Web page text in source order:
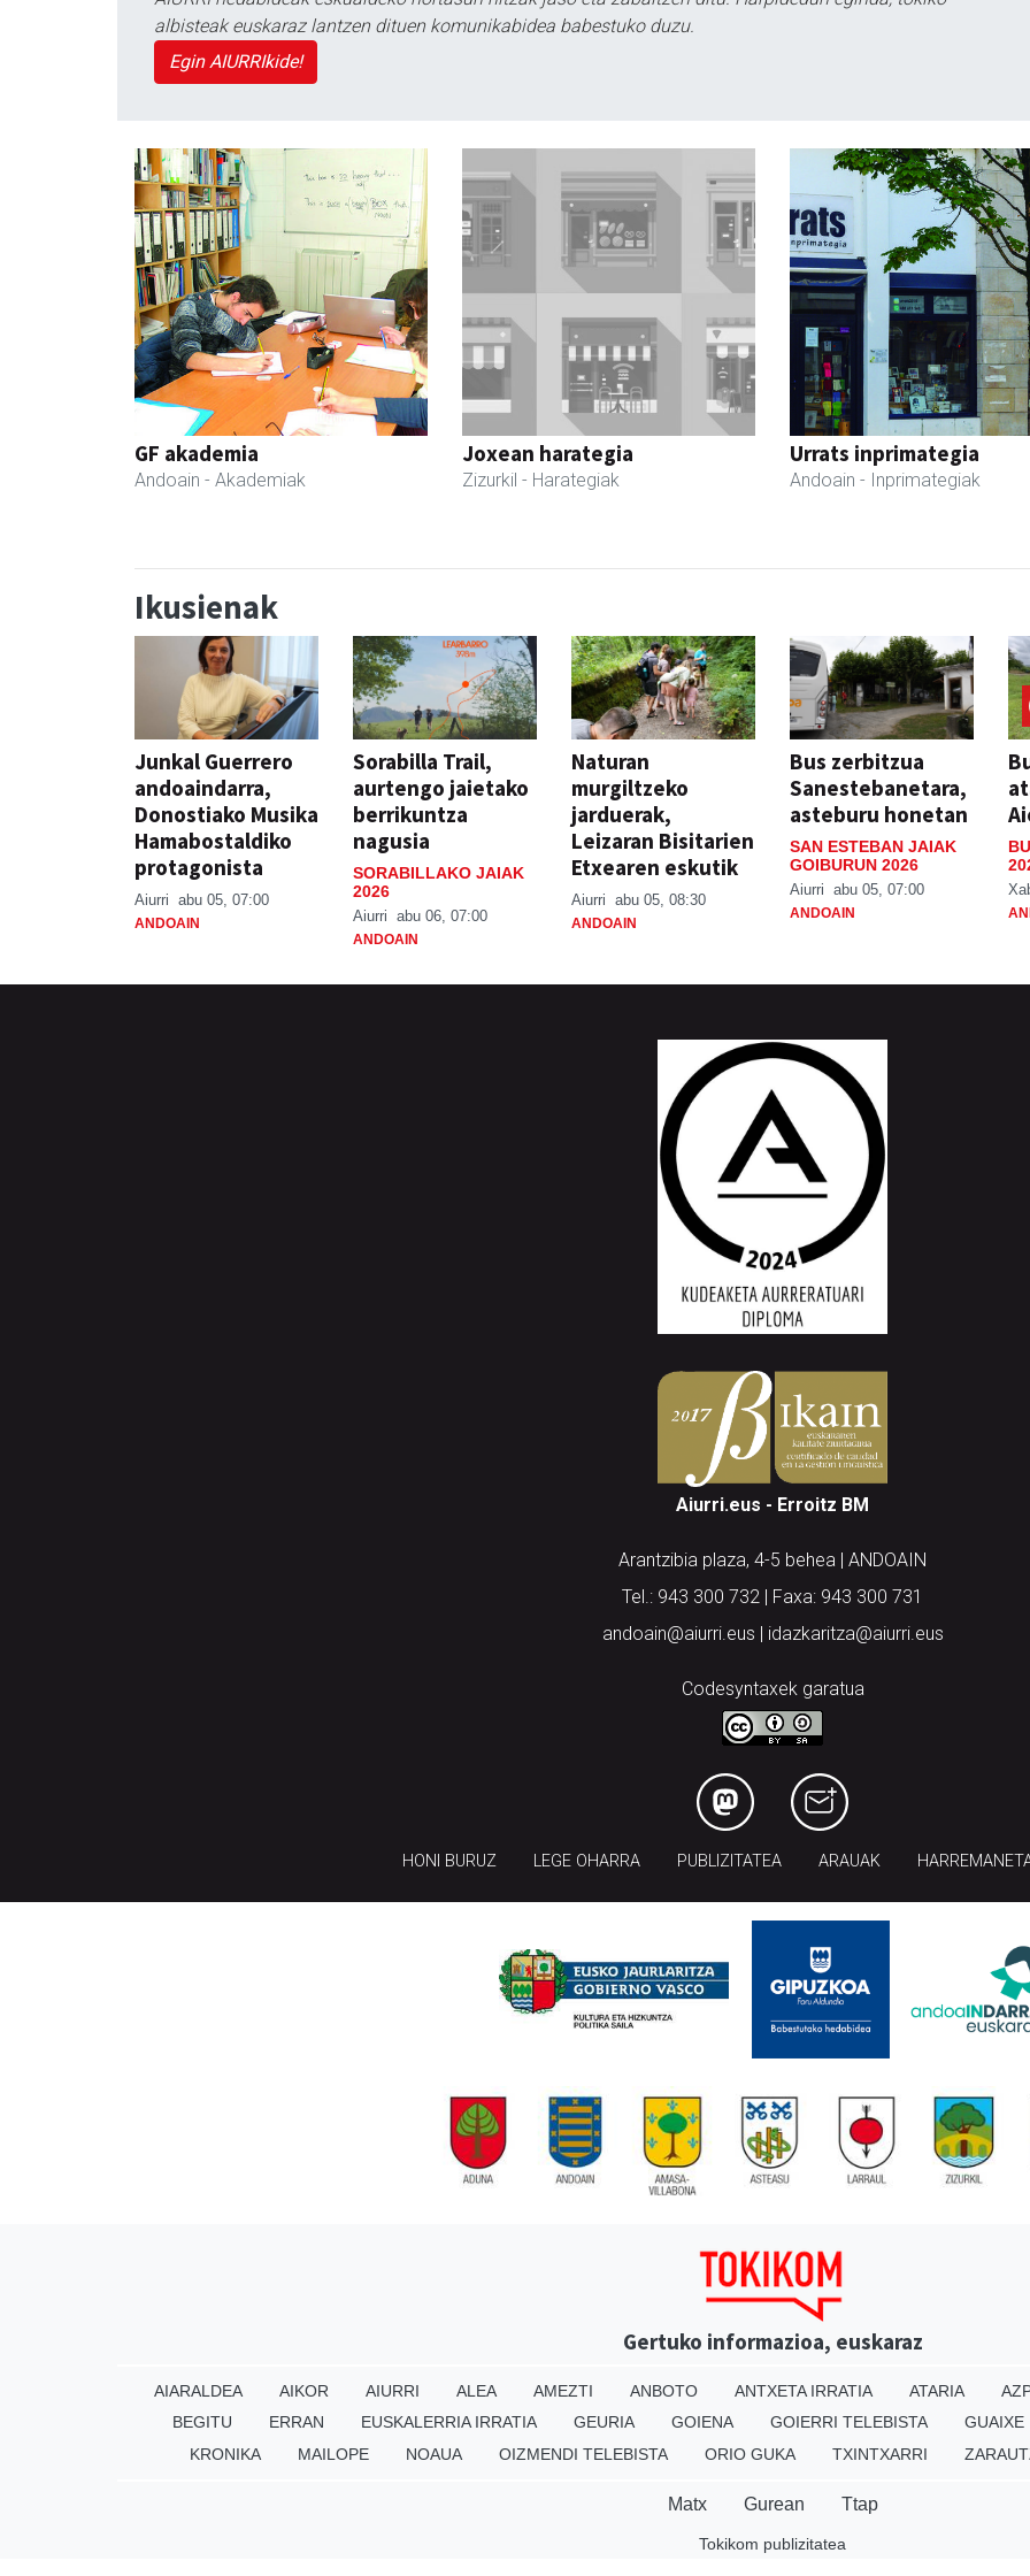
albisteak euskaraz lantzen dituen komunikabidea babestuko duzu.
Egin AIURRIkide!
GF akademia
Andoain - Akademiak
Joxean harategia
Zizurkil - Harategiak
Urrats inprimategia
Andoain - Inprimategiak
Ikusienak
Junkal Guerrero
andoaindarra,
Donostiako Musika
Hamabostaldiko
protagonista
Aiurri abu 05, 07:00
ANDOAIN
Sorabilla Trail,
aurtengo jaietako
berrikuntza
nagusia
SORABILLAKO JAIAK
2026
Aiurri abu 06, 07:00
ANDOAIN
Naturan
murgiltzeko
jarduerak,
Leizaran Bisitarien
Etxearen eskutik
Aiurri abu 05, 08:30
ANDOAIN
Bus zerbitzua
Sanestebanetara,
asteburu honetan
SAN ESTEBAN JAIAK
GOIBURUN 2026
Aiurri abu 05, 07:00
ANDOAIN
Aiurri.eus - Erroitz BM
Arantzibia plaza, 4-5 behea | ANDOAIN
Tel.: 943 300 732 | Faxa: 943 300 731
andoain@aiurri.eus | idazkaritza@aiurri.eus
Codesyntaxek garatua
HONI BURUZ LEGE OHARRA PUBLIZITATEA ARAUAK
Gertuko informazioa, euskaraz
AIARALDEA AIKOR AIURRI ALEA AMEZTI ANBOTO ANTXETA IRRATIA ATARIA
BEGITU
ERRAN EUSKALERRIA IRRATIA GEURIA GOIENA GOIERRI TELEBISTA GUAIXE
KRONIKA
MAILOPE NOAUA OIZMENDI TELEBISTA ORIO GUKA TXINTXARRI
Matx Gurean Ttap
Tokikom publizitatea